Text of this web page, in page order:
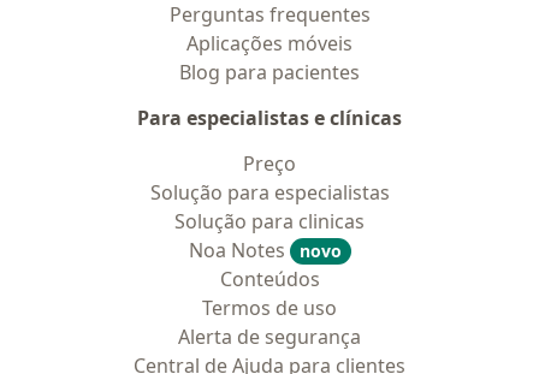
Perguntas frequentes
Aplicações móveis
Blog para pacientes
Para especialistas e clínicas
Preço
Solução para especialistas
Solução para clinicas
Noa Notes
novo
Conteúdos
Termos de uso
Alerta de segurança
Central de Ajuda para clientes